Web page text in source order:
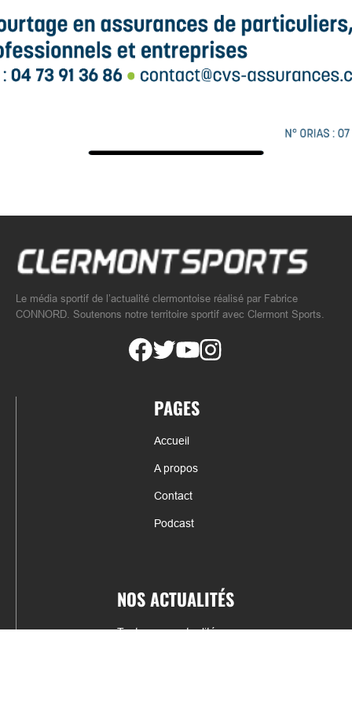
Le média sportif de l’actualité clermontoise réalisé par Fabrice
CONNORD. Soutenons notre territoire sportif avec Clermont Sports.
PAGES
Accueil
A propos
Contact
Podcast
NOS ACTUALITÉS
Toutes nos actualités